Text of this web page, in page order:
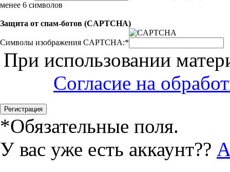
менее 6 символов
Защита от спам-ботов (CAPTCHA)
Символы изображения CAPTCHA:*
При использовании
Согласие на
*Обязательные поля.
У вас уже есть аккаунт??